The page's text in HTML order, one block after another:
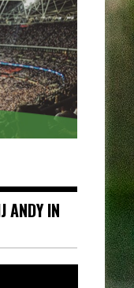
ANDY IN